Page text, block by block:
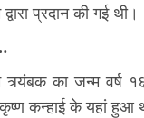
द्वारा प्रदान की गई थी।
त्र्यंबक का जन्म वर्ष
कन्हाई के यहां हुआ